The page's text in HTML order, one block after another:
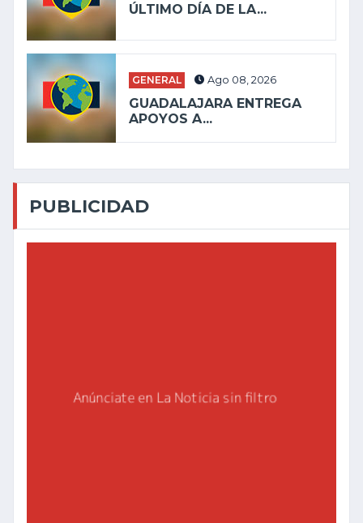
ÚLTIMO DÍA DE LA...
GENERAL Ago 08, 2026
GUADALAJARA ENTREGA
APOYOS A...
PUBLICIDAD